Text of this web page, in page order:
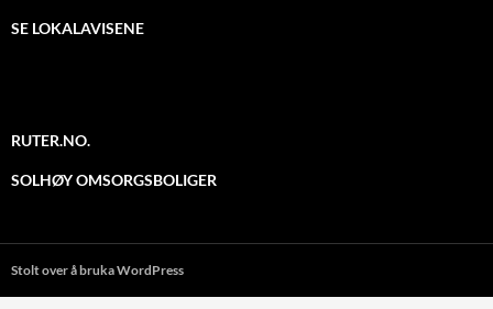
SE LOKALAVISENE
RUTER.NO.
SOLHØY OMSORGSBOLIGER
Stolt over å bruka WordPress